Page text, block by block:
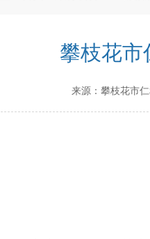
攀枝花市
来源： 攀枝花市